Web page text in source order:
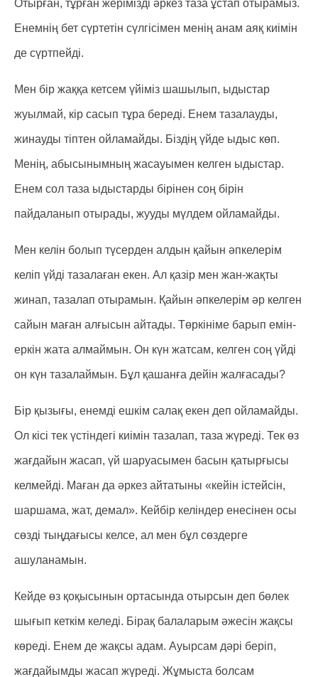
Отырған, тұрған жерімізді әркез таза ұстап отырамыз.
Енемнің бет сүртетін сүлгісімен менің анам аяқ киімін
де сүртпейді.
Мен бір жаққа кетсем үйіміз шашылып, ыдыстар
жуылмай, кір сасып тұра береді. Енем тазалауды,
жинауды тіптен ойламайды. Біздің үйде ыдыс көп.
Менің, абысынымның жасауымен келген ыдыстар.
Енем сол таза ыдыстарды бірінен соң бірін
пайдаланып отырады, жууды мүлдем ойламайды.
Мен келін болып түсерден алдын қайын әпкелерім
келіп үйді тазалаған екен. Ал қазір мен жан-жақты
жинап, тазалап отырамын. Қайын әпкелерім әр келген
сайын маған алғысын айтады. Төркініме барып емін-
еркін жата алмаймын. Он күн жатсам, келген соң үйді
он күн тазалаймын. Бұл қашанға дейін жалғасады?
Бір қызығы, енемді ешкім салақ екен деп ойламайды.
Ол кісі тек үстіндегі киімін тазалап, таза жүреді. Тек өз
жағдайын жасап, үй шаруасымен басын қатырғысы
келмейді. Маған да әркез айтатыны «кейін істейсін,
шаршама, жат, демал». Кейбір келіндер енесінен осы
сөзді тыңдағысы келсе, ал мен бұл сөздерге
ашуланамын.
Кейде өз қоқысынын ортасында отырсын деп бөлек
шығып кеткім келеді. Бірақ балаларым әжесін жақсы
көреді. Енем де жақсы адам. Ауырсам дәрі беріп,
жағдайымды жасап жүреді. Жұмыста болсам